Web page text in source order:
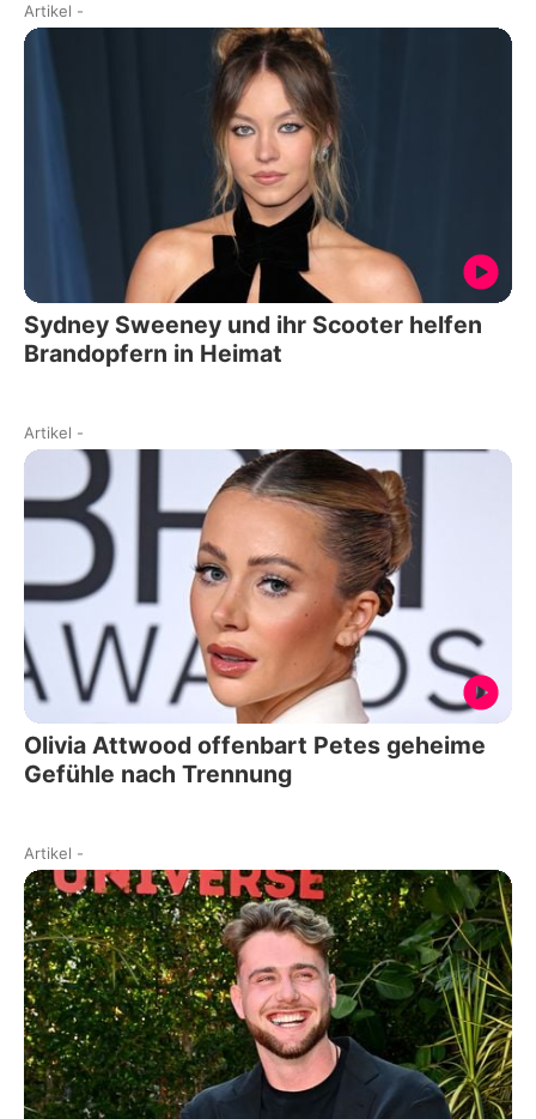
Artikel -
Sydney Sweeney und ihr Scooter helfen
Brandopfern in Heimat
Artikel -
Olivia Attwood offenbart Petes geheime
Gefühle nach Trennung
Artikel -